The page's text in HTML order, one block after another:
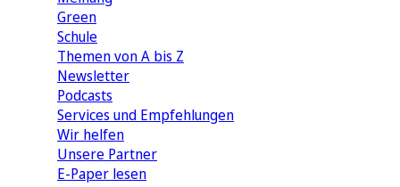
Green
Schule
Themen von A bis Z
Newsletter
Podcasts
Services und Empfehlungen
Wir helfen
Unsere Partner
E-Paper lesen